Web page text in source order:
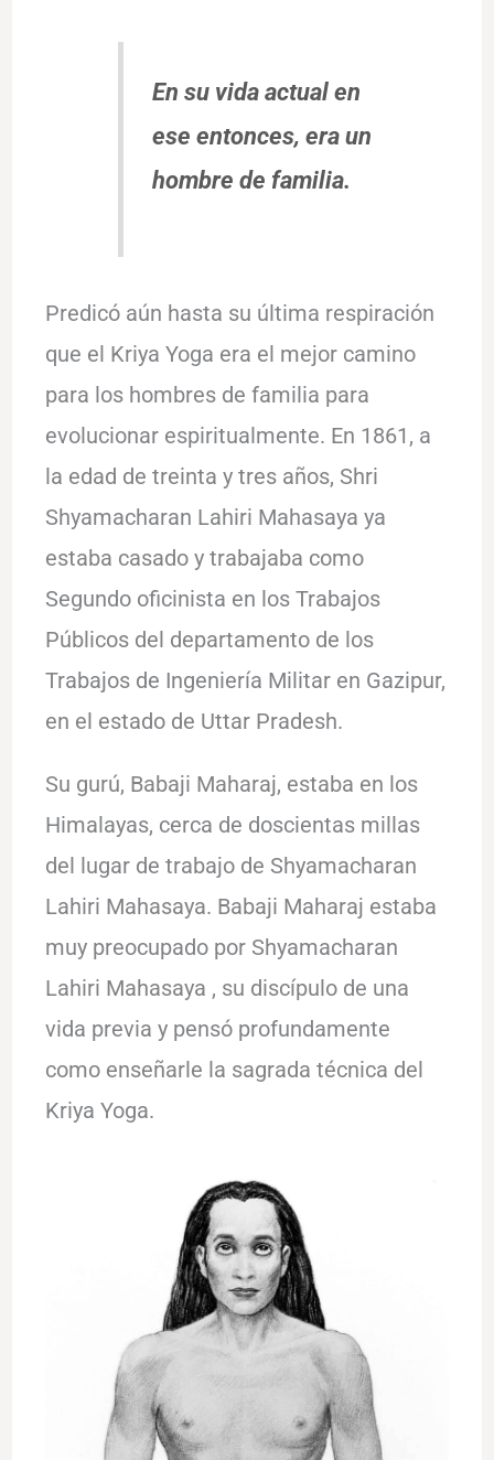
En su vida actual en
ese entonces, era un
hombre de familia.
Predicó aún hasta su última respiración
que el Kriya Yoga era el mejor camino
para los hombres de familia para
evolucionar espiritualmente. En 1861, a
la edad de treinta y tres años, Shri
Shyamacharan Lahiri Mahasaya ya
estaba casado y trabajaba como
Segundo oficinista en los Trabajos
Públicos del departamento de los
Trabajos de Ingeniería Militar en Gazipur,
en el estado de Uttar Pradesh.
Su gurú, Babaji Maharaj, estaba en los
Himalayas, cerca de doscientas millas
del lugar de trabajo de Shyamacharan
Lahiri Mahasaya. Babaji Maharaj estaba
muy preocupado por Shyamacharan
Lahiri Mahasaya , su discípulo de una
vida previa y pensó profundamente
como enseñarle la sagrada técnica del
Kriya Yoga.